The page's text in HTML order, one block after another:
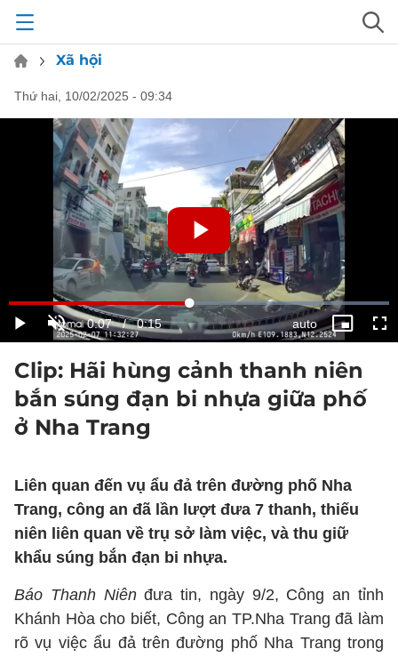
Xã hội
thứ hai, 10/02/2025 - 09:34
Clip: Hãi hùng cảnh thanh niên
bắn súng đạn bi nhựa giữa phố
ở Nha Trang
Liên quan đến vụ ẩu đả trên đường phố Nha
Trang, công an đã lần lượt đưa 7 thanh, thiếu
niên liên quan về trụ sở làm việc, và thu giữ
khẩu súng bắn đạn bi nhựa.
Báo Thanh Niênđưa tin, ngày 9/2, Công an tỉnh
Khánh Hòa cho biết, Công an TP.Nha Trang đã làm
rõ vụ việc ẩu đả trên đường phố Nha Trang trong